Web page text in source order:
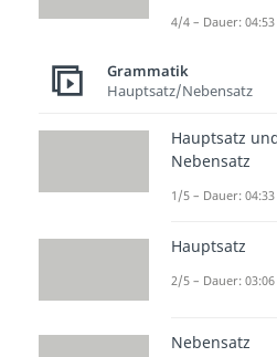
Futur 1:
ganzen
planst
4/4 – Dauer: 04:53
Grammatik
Hauptsatz/Nebensatz
Hauptsatz
Nebensatz
1/5 – Dauer: 04:33
Hauptsatz
2/5 – Dauer: 03:06
Nebensatz